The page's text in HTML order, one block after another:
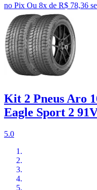
no Pix Ou 8x de R$ 78,36
Kit 2 Pneus Aro
Eagle Sport 2
5.0